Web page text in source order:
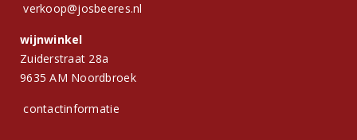
verkoop@josbeeres.nl
wijnwinkel
Zuiderstraat 28a
9635 AM Noordbroek
contactinformatie